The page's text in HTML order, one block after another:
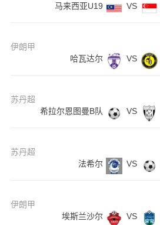
马来西亚U19
VS
伊朗甲
哈瓦达尔
VS
苏丹超
希拉尔恩图曼B队
VS
苏丹超
法希尔
VS
伊朗甲
埃斯兰沙尔
VS